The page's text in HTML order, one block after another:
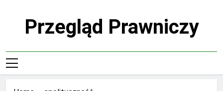
Przegląd Prawniczy